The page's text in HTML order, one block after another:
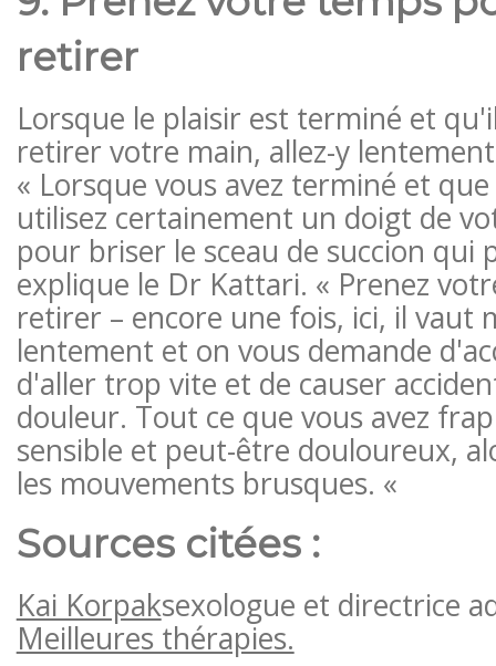
retirer
Lorsque le plaisir est terminé et
retirer votre main, allez-y
« Lorsque vous avez terminé et
utilisez certainement un doigt de
pour briser le sceau de succion qui
explique le Dr Kattari. « Prenez
retirer – encore une fois, ici, il vaut
lentement et on vous demande
d'aller trop vite et de causer
douleur. Tout ce que vous avez
sensible et peut-être douloureux,
les mouvements brusques. «
Sources citées :
Kai Korpaksexologue et directrice
Meilleures thérapies.